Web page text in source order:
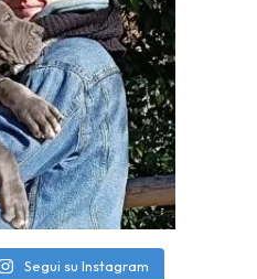
Segui su Instagram